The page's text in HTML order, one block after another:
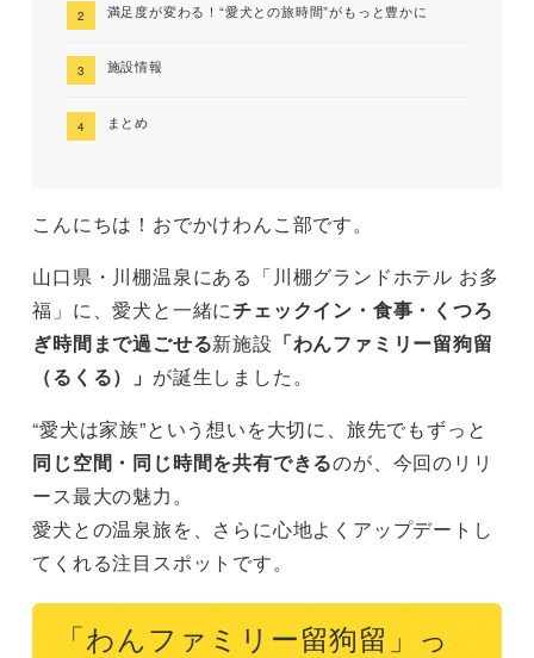
満足度が変わる！“愛犬との旅時間”がもっと豊かに
施設情報
まとめ
こんにちは！おでかけわんこ部です。
山口県・川棚温泉にある「川棚グランドホテル お多
福」に、愛犬と一緒にチェックイン・食事・くつろ
ぎ時間まで過ごせる新施設 「わんファミリー留狗留
（るくる）」 が誕生しました。
“愛犬は家族”という想いを大切に、旅先でもずっと
同じ空間・同じ時間を共有できるのが、今回のリリ
ース最大の魅力。
愛犬との温泉旅を、さらに心地よくアップデートし
てくれる注目スポットです。
「わんファミリー留狗留」っ